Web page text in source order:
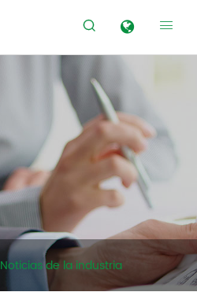
 
Noticias de la industria